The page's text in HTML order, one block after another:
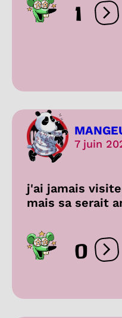
1
7 juin
j'ai jamais
mais sa serait
0